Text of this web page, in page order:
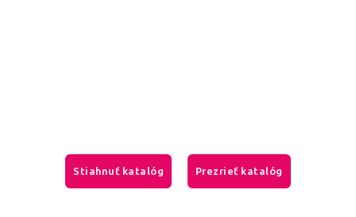
Stiahnuť katalóg Prezrieť katalóg